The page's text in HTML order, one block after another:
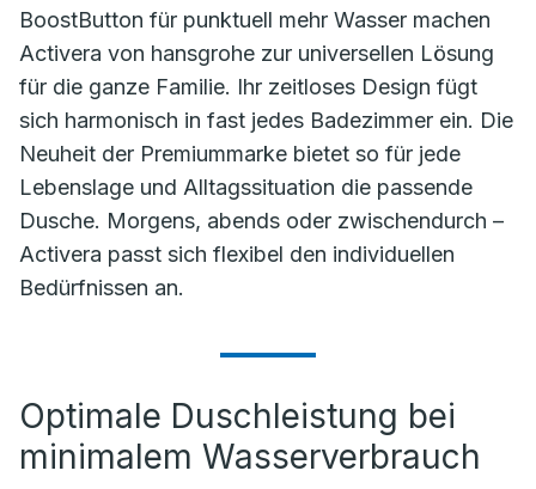
BoostButton für punktuell mehr Wasser machen
Activera von hansgrohe zur universellen Lösung
für die ganze Familie. Ihr zeitloses Design fügt
sich harmonisch in fast jedes Badezimmer ein. Die
Neuheit der Premiummarke bietet so für jede
Lebenslage und Alltagssituation die passende
Dusche. Morgens, abends oder zwischendurch –
Activera passt sich flexibel den individuellen
Bedürfnissen an.
Optimale Duschleistung bei
minimalem Wasserverbrauch